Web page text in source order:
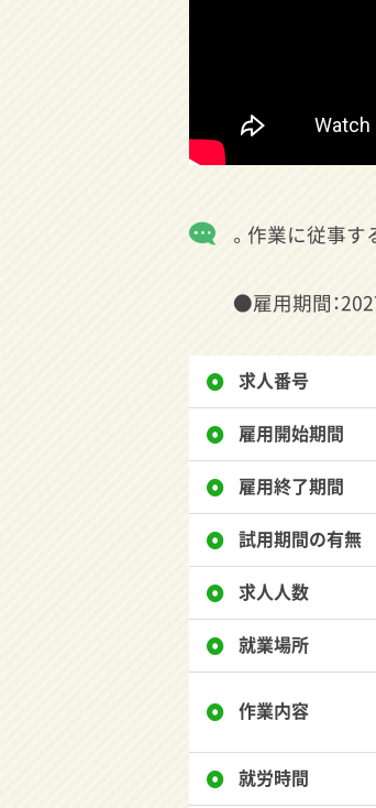
。作業に従事す
●雇用期間：
求人番号
雇用開始期間
雇用終了期間
試用期間の有無
求人人数
就業場所
作業内容
就労時間